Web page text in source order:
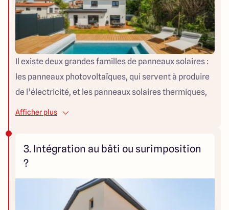
Il existe deux grandes familles de panneaux solaires :
les panneaux photovoltaïques, qui servent à produire
de l’électricité, et les panneaux solaires thermiques,
utilisés pour chauffer l’eau sanitaire. Le
pour un système hybride, combinant production
d’électricité et chauffage de l’eau, afin de maximiser
le rendement énergétique de votre installation.
Afficher plus
3. Intégration au bâti ou surimposition
?